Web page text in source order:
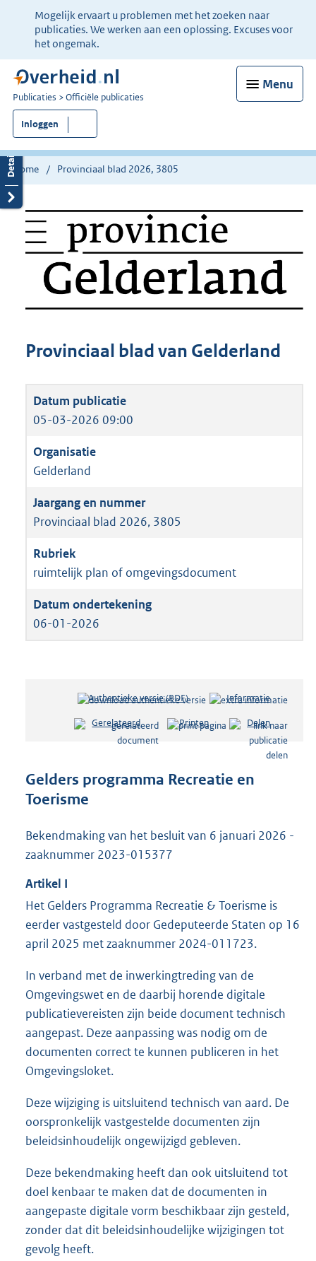
Ter
informatie:
Mogelijk ervaart u problemen met het zoeken naar
publicaties. We werken aan een oplossing. Excuses voor
het ongemak.
Menu
U
bent
nu
hier:
Publicaties Officiële publicaties
Inloggen
Home Provinciaal blad 2026, 3805
Provinciaal blad van Gelderland
05-03-2026 09:00
Gelderland
Provinciaal blad 2026, 3805
ruimtelijk plan of omgevingsdocument
06-01-2026
Authentieke versie (PDF)b
s
d
r
e
:
1
2
M
b
Informatie
Gerelateerd Printen Delen
Gelders programma Recreatie en
Toerisme
Bekendmaking van het besluit van 6 januari 2026 -
zaaknummer 2023-015377
Artikel I
Het Gelders Programma Recreatie & Toerisme is
eerder vastgesteld door Gedeputeerde Staten op 16
april 2025 met zaaknummer 2024-011723.
In verband met de inwerkingtreding van de
Omgevingswet en de daarbij horende digitale
publicatievereisten zijn beide document technisch
aangepast. Deze aanpassing was nodig om de
documenten correct te kunnen publiceren in het
Omgevingsloket.
Deze wijziging is uitsluitend technisch van aard. De
oorspronkelijk vastgestelde documenten zijn
beleidsinhoudelijk ongewijzigd gebleven.
Deze bekendmaking heeft dan ook uitsluitend tot
doel kenbaar te maken dat de documenten in
aangepaste digitale vorm beschikbaar zijn gesteld,
zonder dat dit beleidsinhoudelijke wijzigingen tot
gevolg heeft.